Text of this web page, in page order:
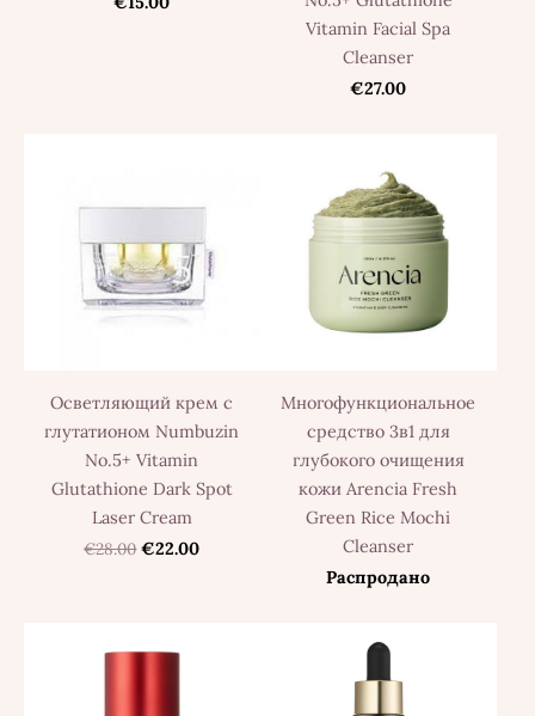
Vitamin Facial Spa
Cleanser
€27.00
Осветляющий крем с
глутатионом Numbuzin
No.5+ Vitamin
Glutathione Dark Spot
Laser Cream
€28.00 €22.00
Многофункциональное
средство 3в1 для
глубокого очищения
кожи Arencia Fresh
Green Rice Mochi
Cleanser
Распродано